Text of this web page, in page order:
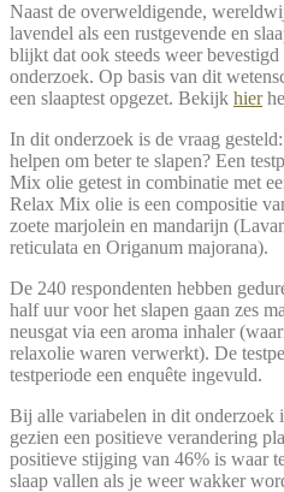
Naast de overweldigende,
lavendel als een rustgevende en
blijkt dat ook steeds weer
onderzoek. Op basis van dit
een slaaptest opgezet. Bekijk hier
In dit onderzoek is de vraag
helpen om beter te slapen? Een
Mix olie getest in combinatie met
Relax Mix olie is een compositie
zoete marjolein en mandarijn
reticulata en Origanum majorana).
De 240 respondenten hebben
half uur voor het slapen gaan zes
neusgat via een aroma inhaler
relaxolie waren verwerkt). De
testperiode een enquête ingevuld.
Bij alle variabelen in dit onderzoek
gezien een positieve verandering
positieve stijging van 46% is waar
slaap vallen als je weer wakker